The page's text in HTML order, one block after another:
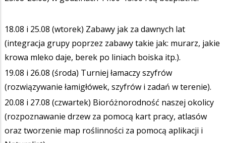
18.08 i 25.08 (wtorek) Zabawy jak za dawnych lat
(integracja grupy poprzez zabawy takie jak: murarz, jakie
krowa mleko daje, berek po liniach boiska itp.).
19.08 i 26.08 (środa) Turniej łamaczy szyfrów
(rozwiązywanie łamigłówek, szyfrów i zadań w terenie).
20.08 i 27.08 (czwartek) Bioróżnorodność naszej okolicy
(rozpoznawanie drzew za pomocą kart pracy, atlasów
oraz tworzenie map roślinności za pomocą aplikacji i